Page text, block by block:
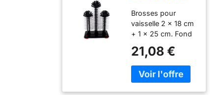
l'intérieur des
verres 18 cm -
25 cm - 18 cm
Brosses pour
vaisselle 2 x 18 cm
+ 1 x 25 cm. Fond
de 19 x 10 cm avec
4 ventouses
puissantes. La tête
de la brosse a un
21,08 €